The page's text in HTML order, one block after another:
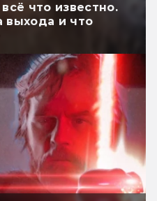
что известно.
выхода и что